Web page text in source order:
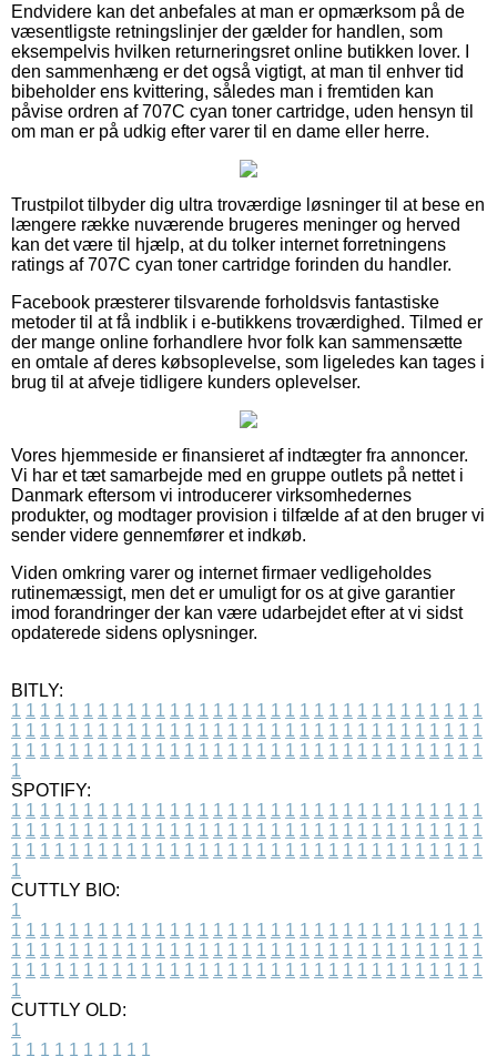
Endvidere kan det anbefales at man er opmærksom på de
væsentligste retningslinjer der gælder for handlen, som
eksempelvis hvilken returneringsret online butikken lover. I
den sammenhæng er det også vigtigt, at man til enhver tid
bibeholder ens kvittering, således man i fremtiden kan
påvise ordren af 707C cyan toner cartridge, uden hensyn til
om man er på udkig efter varer til en dame eller herre.
Trustpilot tilbyder dig ultra troværdige løsninger til at bese en
længere række nuværende brugeres meninger og herved
kan det være til hjælp, at du tolker internet forretningens
ratings af 707C cyan toner cartridge forinden du handler.
Facebook præsterer tilsvarende forholdsvis fantastiske
metoder til at få indblik i e-butikkens troværdighed. Tilmed er
der mange online forhandlere hvor folk kan sammensætte
en omtale af deres købsoplevelse, som ligeledes kan tages i
brug til at afveje tidligere kunders oplevelser.
Vores hjemmeside er finansieret af indtægter fra annoncer.
Vi har et tæt samarbejde med en gruppe outlets på nettet i
Danmark eftersom vi introducerer virksomhedernes
produkter, og modtager provision i tilfælde af at den bruger vi
sender videre gennemfører et indkøb.
Viden omkring varer og internet firmaer vedligeholdes
rutinemæssigt, men det er umuligt for os at give garantier
imod forandringer der kan være udarbejdet efter at vi sidst
opdaterede sidens oplysninger.
BITLY:
1 1 1 1 1 1 1 1 1 1 1 1 1 1 1 1 1 1 1 1 1 1 1 1 1 1 1 1 1 1 1 1 1
1 1 1 1 1 1 1 1 1 1 1 1 1 1 1 1 1 1 1 1 1 1 1 1 1 1 1 1 1 1 1 1 1
1 1 1 1 1 1 1 1 1 1 1 1 1 1 1 1 1 1 1 1 1 1 1 1 1 1 1 1 1 1 1 1 1
1
SPOTIFY:
1 1 1 1 1 1 1 1 1 1 1 1 1 1 1 1 1 1 1 1 1 1 1 1 1 1 1 1 1 1 1 1 1
1 1 1 1 1 1 1 1 1 1 1 1 1 1 1 1 1 1 1 1 1 1 1 1 1 1 1 1 1 1 1 1 1
1 1 1 1 1 1 1 1 1 1 1 1 1 1 1 1 1 1 1 1 1 1 1 1 1 1 1 1 1 1 1 1 1
1
CUTTLY BIO:
1
1 1 1 1 1 1 1 1 1 1 1 1 1 1 1 1 1 1 1 1 1 1 1 1 1 1 1 1 1 1 1 1 1
1 1 1 1 1 1 1 1 1 1 1 1 1 1 1 1 1 1 1 1 1 1 1 1 1 1 1 1 1 1 1 1 1
1 1 1 1 1 1 1 1 1 1 1 1 1 1 1 1 1 1 1 1 1 1 1 1 1 1 1 1 1 1 1 1 1
1
CUTTLY OLD:
1
1 1 1 1 1 1 1 1 1 1